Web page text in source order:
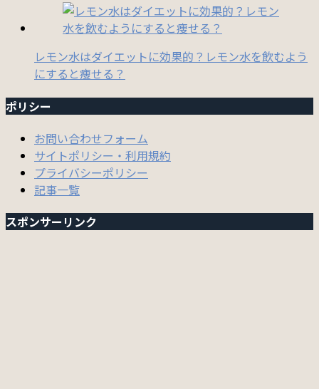
レモン水はダイエットに効果的？レモン水を飲むよう
にすると痩せる？
ポリシー
お問い合わせフォーム
サイトポリシー・利用規約
プライバシーポリシー
記事一覧
スポンサーリンク